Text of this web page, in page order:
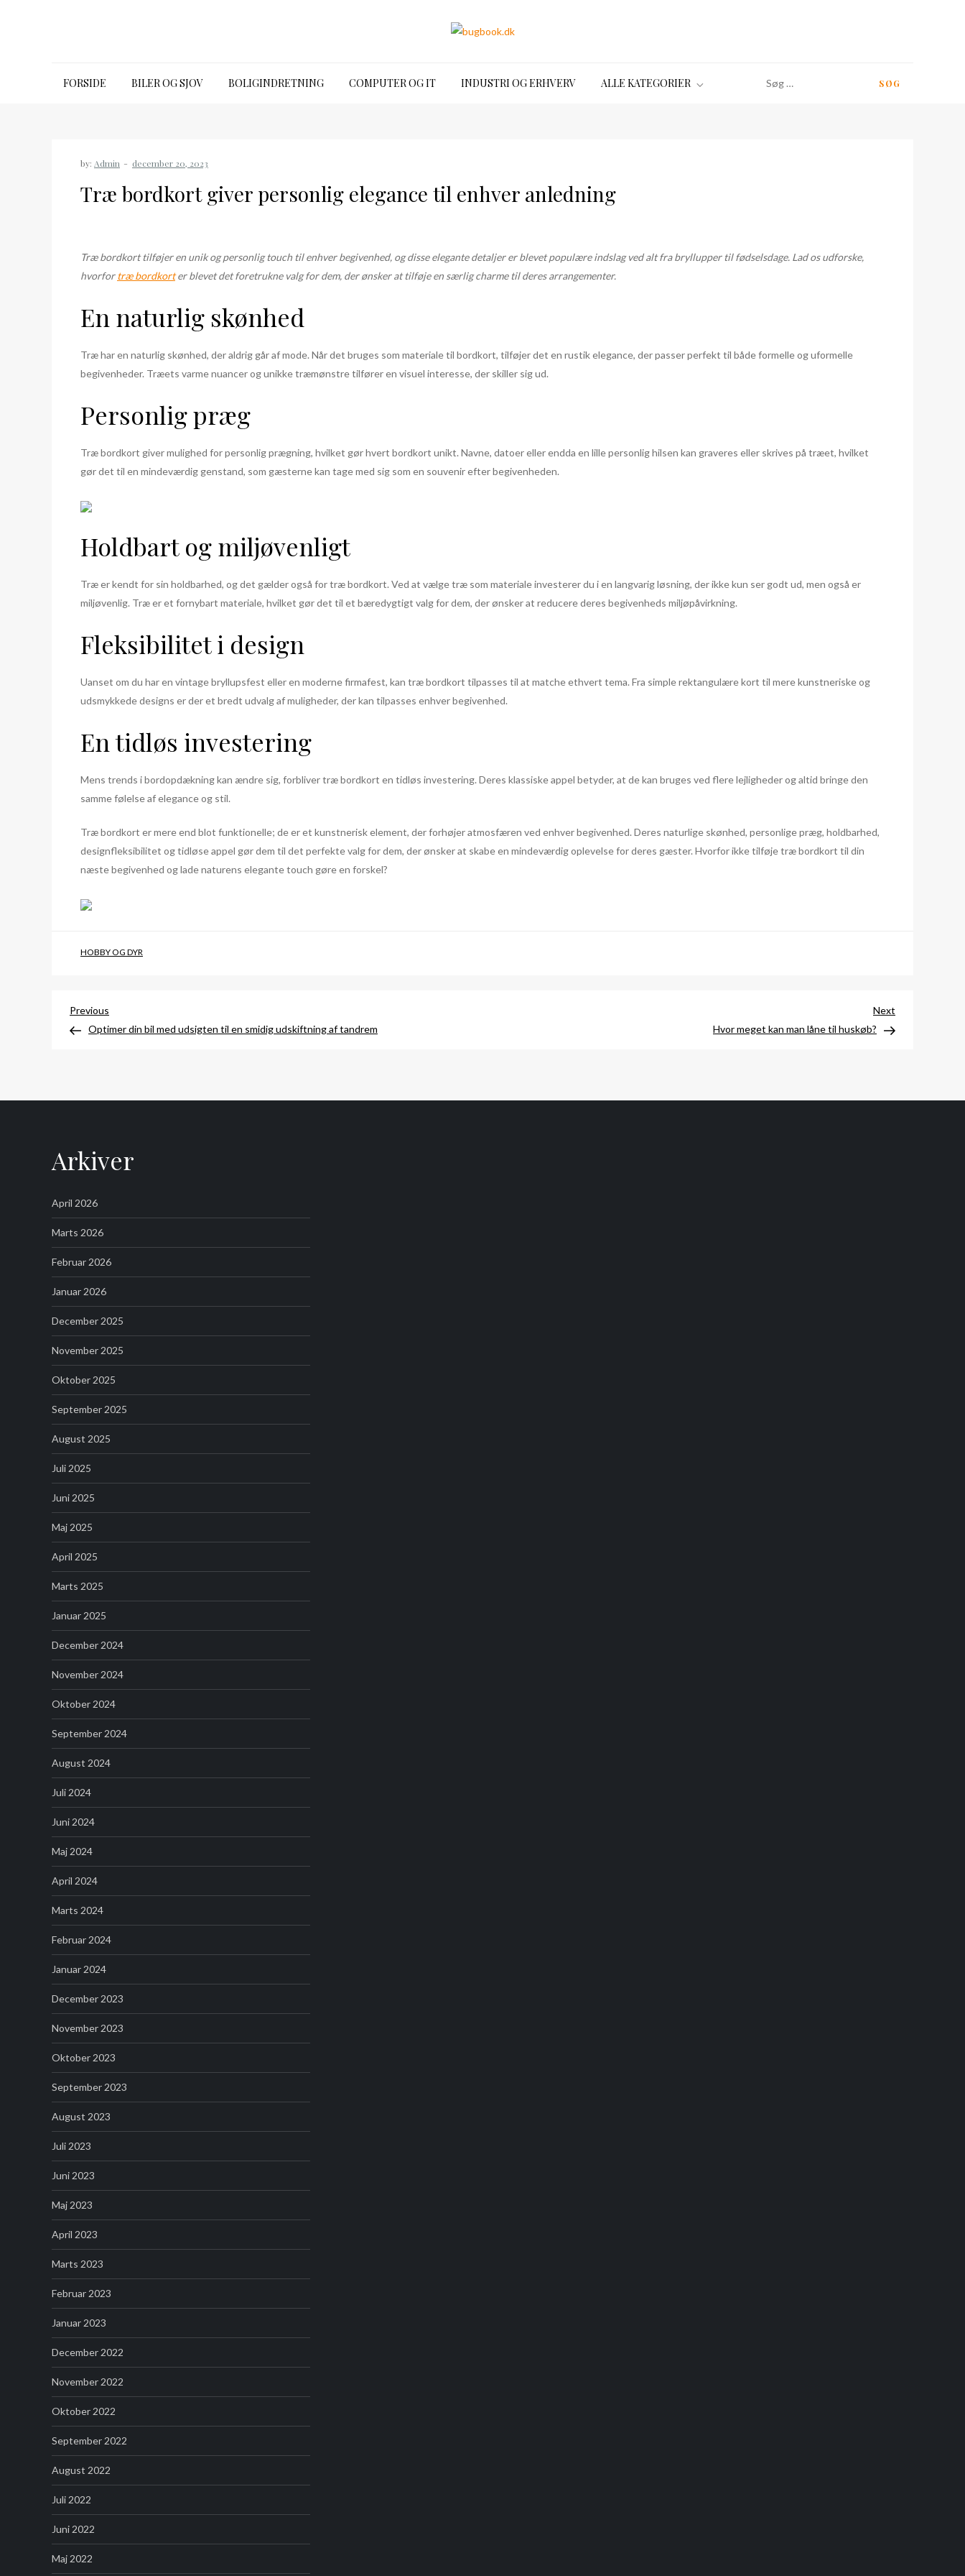
FORSIDE BILER OG SJOV BOLIGINDRETNING COMPUTER OG IT INDUSTRI OG ERHVERV ALLE KATEGORIER
efter:
by: Admin
Træ bordkort giver personlig elegance til enhver anledning
Træ bordkort tilføjer en unik og personlig touch til enhver begivenhed, og disse elegante detaljer er blevet populære indslag ved alt fra bryllupper til fødselsdage. Lad os udforske,
hvorfortræ bordkorter blevet det foretrukne valg for dem, der ønsker at tilføje en særlig charme til deres arrangementer.
En naturlig skønhed
Træ har en naturlig skønhed, der aldrig går af mode. Når det bruges som materiale til bordkort, tilføjer det en rustik elegance, der passer perfekt til både formelle og uformelle
begivenheder. Træets varme nuancer og unikke træmønstre tilfører en visuel interesse, der skiller sig ud.
Personlig præg
Træ bordkort giver mulighed for personlig prægning, hvilket gør hvert bordkort unikt. Navne, datoer eller endda en lille personlig hilsen kan graveres eller skrives på træet, hvilket
gør det til en mindeværdig genstand, som gæsterne kan tage med sig som en souvenir efter begivenheden.
Holdbart og miljøvenligt
Træ er kendt for sin holdbarhed, og det gælder også for træ bordkort. Ved at vælge træ som materiale investerer du i en langvarig løsning, der ikke kun ser godt ud, men også er
miljøvenlig. Træ er et fornybart materiale, hvilket gør det til et bæredygtigt valg for dem, der ønsker at reducere deres begivenheds miljøpåvirkning.
Fleksibilitet i design
Uanset om du har en vintage bryllupsfest eller en moderne firmafest, kan træ bordkort tilpasses til at matche ethvert tema. Fra simple rektangulære kort til mere kunstneriske og
udsmykkede designs er der et bredt udvalg af muligheder, der kan tilpasses enhver begivenhed.
En tidløs investering
Mens trends i bordopdækning kan ændre sig, forbliver træ bordkort en tidløs investering. Deres klassiske appel betyder, at de kan bruges ved flere lejligheder og altid bringe den
samme følelse af elegance og stil.
Træ bordkort er mere end blot funktionelle; de er et kunstnerisk element, der forhøjer atmosfæren ved enhver begivenhed. Deres naturlige skønhed, personlige præg, holdbarhed,
designfleksibilitet og tidløse appel gør dem til det perfekte valg for dem, der ønsker at skabe en mindeværdig oplevelse for deres gæster. Hvorfor ikke tilføje træ bordkort til din
næste begivenhed og lade naturens elegante touch gøre en forskel?
HOBBY OG DYR
Indlægsnavigation
Previous
Post
Previous
Optimer din bil med udsigten til en smidig udskiftning af tandrem
Post
Next
Hvor meget kan man låne til huskøb?
Arkiver
April 2026
Marts 2026
Februar 2026
Januar 2026
December 2025
November 2025
Oktober 2025
September 2025
August 2025
Juli 2025
Juni 2025
Maj 2025
April 2025
Marts 2025
Januar 2025
December 2024
November 2024
Oktober 2024
September 2024
August 2024
Juli 2024
Juni 2024
Maj 2024
April 2024
Marts 2024
Februar 2024
Januar 2024
December 2023
November 2023
Oktober 2023
September 2023
August 2023
Juli 2023
Juni 2023
Maj 2023
April 2023
Marts 2023
Februar 2023
Januar 2023
December 2022
November 2022
Oktober 2022
September 2022
August 2022
Juli 2022
Juni 2022
Maj 2022